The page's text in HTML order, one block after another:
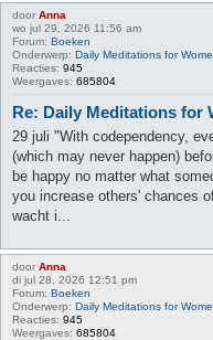
door Anna
wo jul 29, 2026 11:56 am
Forum: Boeken
Onderwerp: Daily Meditations for
Reacties: 945
Weergaves: 685804
Re: Daily Meditations for
29 juli "With codependency,
(which may never happen)
be happy no matter what
you increase others' chances
wacht i...
door Anna
di jul 28, 2026 12:51 pm
Forum: Boeken
Onderwerp: Daily Meditations for
Reacties: 945
Weergaves: 685804